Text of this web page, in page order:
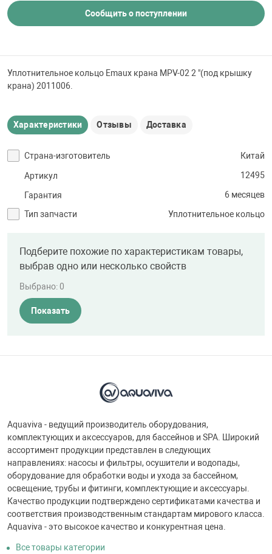
бассейна
материалы
Уплотнительное кольцо Emaux крана MPV-02 2 "(под крышку
крана) 2011006.
Сообщить о поступлении
Характеристики Отзывы Доставка
Страна-изготовитель Китай
Артикул 12495
Гарантия
6 месяцев
Тип запчасти
Уплотнительное кольцо
Подберите похожие по характеристикам товары,
выбрав одно или несколько свойств
Выбрано:0
Показать
Aquaviva - ведущий производитель оборудования,
комплектующих и аксессуаров, для бассейнов и SPA. Широкий
ассортимент продукции представлен в следующих
направлениях: насосы и фильтры, осушители и водопады,
оборудование для обработки воды и ухода за бассейном,
освещение, трубы и фитинги, комплектующие и аксессуары.
Качество продукции подтверждено сертификатами качества и
соответствия производственным стандартам мирового класса.
Aquaviva - это высокое качество и конкурентная цена.
Все товары категории